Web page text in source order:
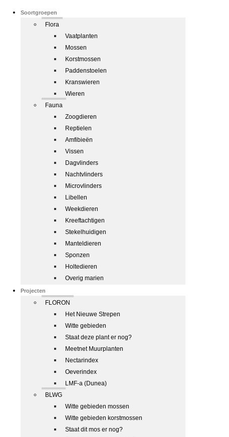
Soortgroepen
Flora
Vaatplanten
Mossen
Korstmossen
Paddenstoelen
Kranswieren
Wieren
Fauna
Zoogdieren
Reptielen
Amfibieën
Vissen
Dagvlinders
Nachtvlinders
Microvlinders
Libellen
Weekdieren
Kreeftachtigen
Stekelhuidigen
Manteldieren
Sponzen
Holtedieren
Overig marien
Projecten
FLORON
Het Nieuwe Strepen
Witte gebieden
Staat deze plant er nog?
Meetnet Muurplanten
Nectarindex
Oeverindex
LMF-a (Dunea)
BLWG
Witte gebieden mossen
Witte gebieden korstmossen
Staat dit mos er nog?